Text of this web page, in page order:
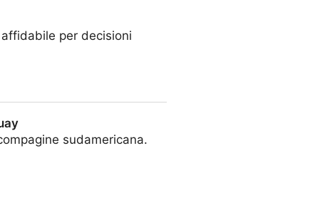
per decisioni
sudamericana.